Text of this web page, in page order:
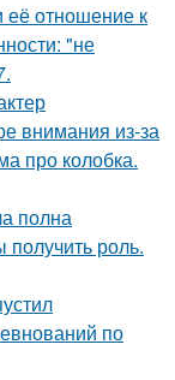
отношение к
"не
внимания из-за
про колобка.
полна
роль.
по